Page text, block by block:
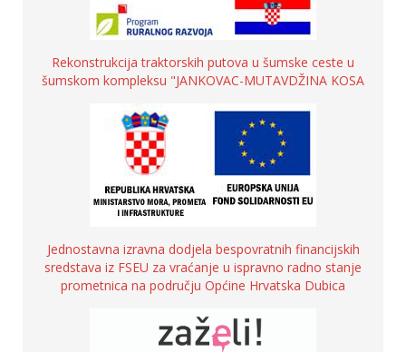
Rekonstrukcija traktorskih putova u šumske ceste u
šumskom kompleksu "JANKOVAC-MUTAVDŽINA KOSA
Jednostavna izravna dodjela bespovratnih financijskih
sredstava iz FSEU za vraćanje u ispravno radno stanje
prometnica na području Općine Hrvatska Dubica